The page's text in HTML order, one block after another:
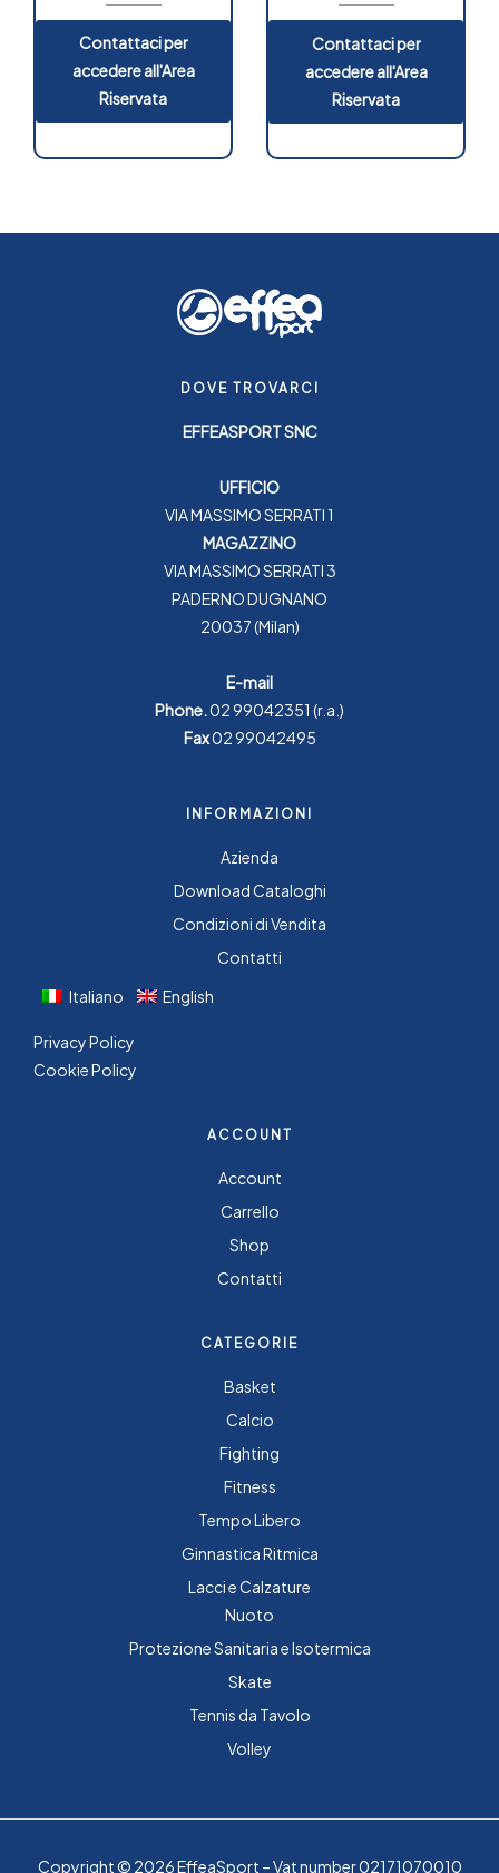
Contattaci per
accedere all'Area
Riservata
Contattaci per
accedere all'Area
Riservata
DOVE TROVARCI
EFFEASPORT SNC
UFFICIO
VIA MASSIMO SERRATI 1
MAGAZZINO
VIA MASSIMO SERRATI 3
PADERNO DUGNANO
20037 (Milan)
E-mail
Phone.02 99042351 (r.a.)
Fax02 99042495
INFORMAZIONI
Azienda
Download Cataloghi
Condizioni di Vendita
Contatti
Italiano
English
Privacy Policy
Cookie Policy
ACCOUNT
Account
Carrello
Shop
Contatti
CATEGORIE
Basket
Calcio
Fighting
Fitness
Tempo Libero
Ginnastica Ritmica
Lacci e Calzature
Nuoto
Protezione Sanitaria e Isotermica
Skate
Tennis da Tavolo
Volley
Copyright © 2026 EffeaSport – Vat number 02171070010